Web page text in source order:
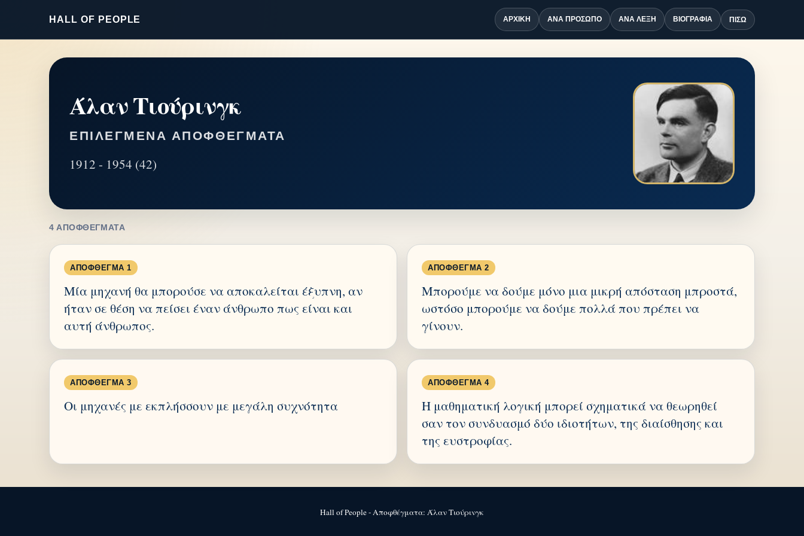
HALL OF PEOPLE ΑΡΧΙΚΉ ΑΝΆ ΠΡΌΣΩΠΟ ΑΝΆ ΛΈΞΗ ΒΙΟΓΡΑΦΊΑ ΠΊΣΩ
Άλαν Τιούρινγκ
ΕΠΙΛΕΓΜΈΝΑ ΑΠΟΦΘΈΓΜΑΤΑ
1912 - 1954 (42)
4 ΑΠΟΦΘΈΓΜΑΤΑ
ΑΠΌΦΘΕΓΜΑ 1
Μία μηχανή θα μπορούσε να αποκαλείται έξυπνη, αν
ήταν σε θέση να πείσει έναν άνθρωπο πως είναι και
αυτή άνθρωπος.
ΑΠΌΦΘΕΓΜΑ 2
Μπορούμε να δούμε μόνο μια μικρή απόσταση μπροστά,
ωστόσο μπορούμε να δούμε πολλά που πρέπει να
γίνουν.
ΑΠΌΦΘΕΓΜΑ 3
Οι μηχανές με εκπλήσσουν με μεγάλη συχνότητα
ΑΠΌΦΘΕΓΜΑ 4
Η μαθηματική λογική μπορεί σχηματικά να θεωρηθεί
σαν τον συνδυασμό δύο ιδιοτήτων, της διαίσθησης και
της ευστροφίας.
Hall of People - Αποφθέγματα: Άλαν Τιούρινγκ